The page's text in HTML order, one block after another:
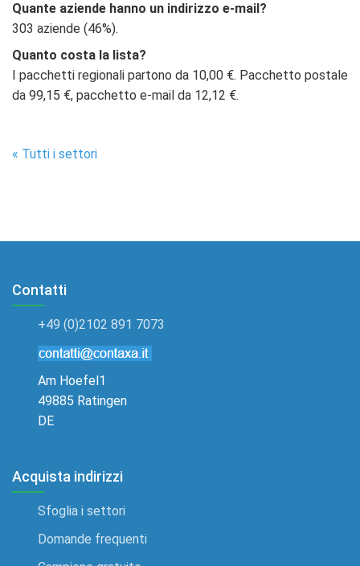
Quante aziende hanno un indirizzo e-mail?
303 aziende (46%).
Quanto costa la lista?
I pacchetti regionali partono da 10,00 €. Pacchetto postale
da 99,15 €, pacchetto e-mail da 12,12 €.
« Tutti i settori
Contatti
+49 (0)2102 891 7073
Am Hoefel1
49885 Ratingen
DE
Acquista indirizzi
Sfoglia i settori
Domande frequenti